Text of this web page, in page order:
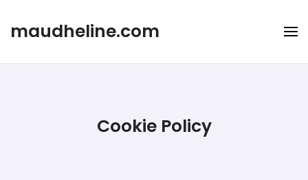
content
maudheline.com
Cookie Policy